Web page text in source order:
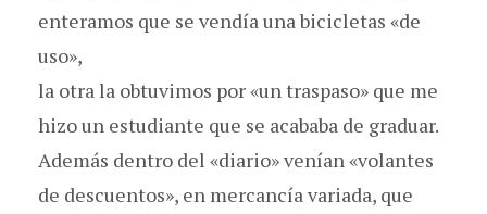
enteramos que se vendía una bicicletas «de
uso»,
la otra la obtuvimos por «un traspaso» que me
hizo un estudiante que se acababa de graduar.
Además dentro del «diario» venían «volantes
de descuentos», en mercancía variada, que